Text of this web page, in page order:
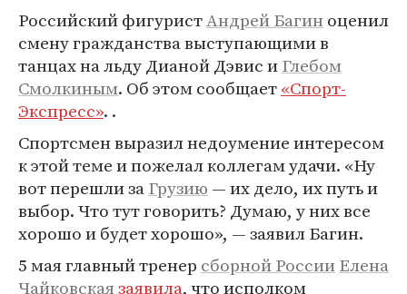
Российский фигуристАндрей Багин оценил
смену гражданства выступающими в
танцах на льду Дианой Дэвис иГлебом
Смолкиным. Об этом сообщает«Спорт-
Экспресс». .
Спортсмен выразил недоумение интересом
к этой теме и пожелал коллегам удачи. «Ну
вот перешли заГрузию — их дело, их путь и
выбор. Что тут говорить? Думаю, у них все
хорошо и будет хорошо», — заявил Багин.
5 мая главный тренер сборной РоссииЕлена
Чайковскаязаявила, что исполком